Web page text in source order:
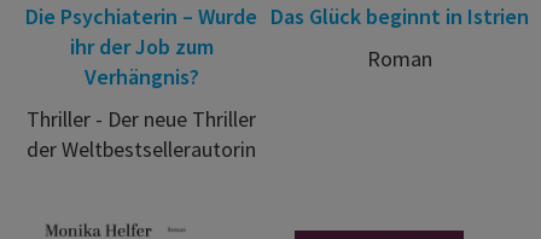
Die Psychiaterin – Wurde
ihr der Job zum
Verhängnis?
Thriller - Der neue Thriller
der Weltbestsellerautorin
Das Glück beginnt in Istrien
Roman